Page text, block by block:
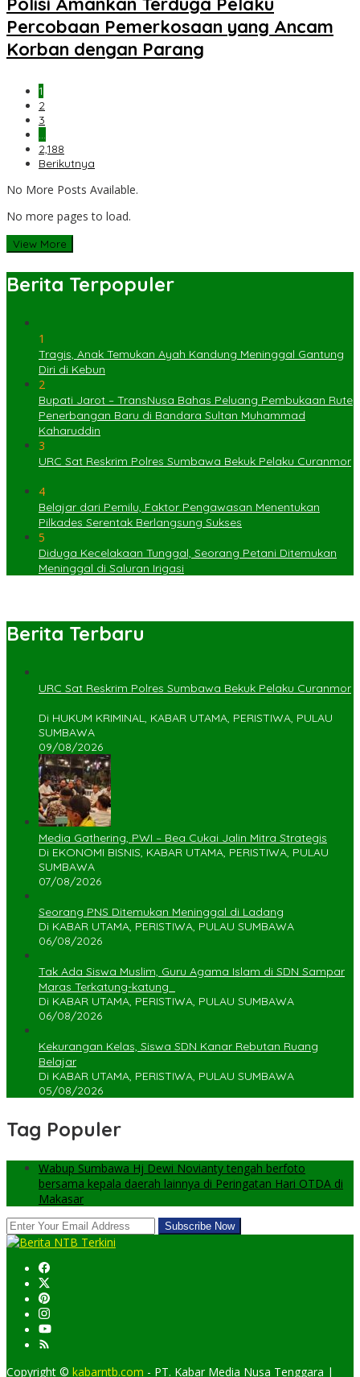
Percobaan Pemerkosaan yang Ancam
Korban dengan Parang
1
2
3
…
2,188
Berikutnya
No More Posts Available.
No more pages to load.
View More
Berita Terpopuler
1
Tragis, Anak Temukan Ayah Kandung Meninggal Gantung
Diri di Kebun
2
Bupati Jarot – TransNusa Bahas Peluang Pembukaan Rute
Penerbangan Baru di Bandara Sultan Muhammad
Kaharuddin
3
URC Sat Reskrim Polres Sumbawa Bekuk Pelaku Curanmor
4
Belajar dari Pemilu, Faktor Pengawasan Menentukan
Pilkades Serentak Berlangsung Sukses
5
Diduga Kecelakaan Tunggal, Seorang Petani Ditemukan
Meninggal di Saluran Irigasi
Berita Terbaru
URC Sat Reskrim Polres Sumbawa Bekuk Pelaku Curanmor
Di HUKUM KRIMINAL, KABAR UTAMA, PERISTIWA, PULAU
SUMBAWA
09/08/2026
Media Gathering, PWI – Bea Cukai Jalin Mitra Strategis
Di EKONOMI BISNIS, KABAR UTAMA, PERISTIWA, PULAU
SUMBAWA
07/08/2026
Seorang PNS Ditemukan Meninggal di Ladang
Di KABAR UTAMA, PERISTIWA, PULAU SUMBAWA
06/08/2026
Tak Ada Siswa Muslim, Guru Agama Islam di SDN Sampar
Maras Terkatung-katung ‎
Di KABAR UTAMA, PERISTIWA, PULAU SUMBAWA
06/08/2026
Kekurangan Kelas, Siswa SDN Kanar Rebutan Ruang
Belajar
Di KABAR UTAMA, PERISTIWA, PULAU SUMBAWA
05/08/2026
Tag Populer
Wabup Sumbawa Hj Dewi Novianty tengah berfoto
bersama kepala daerah lainnya di Peringatan Hari OTDA di
Makasar
Copyright © kabarntb.com - PT. Kabar Media Nusa Tenggara |